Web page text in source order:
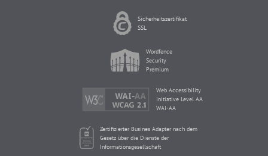
Sicherheitszertifikat
SSL
Wordfence
Security
Premium
Web Accessibility
Initiative Level AA
WAI-AA
Zertifizierter Busines Adapter nach dem
Gesetz über die Dienste der
Informationsgesellschaft